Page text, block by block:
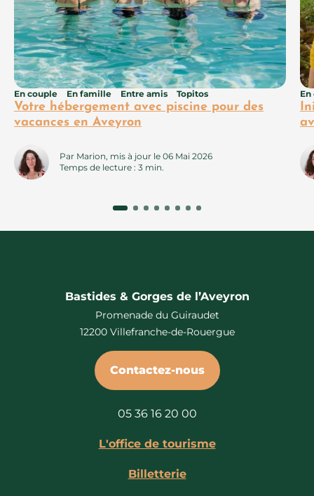
Votre hébergement avec piscine pour des
vacances en Aveyron
En couple En famille Entre amis Topitos
Par Marion, mis à jour le 06 Mai 2026
Temps de lecture : 3 min.
Bastides & Gorges de l’Aveyron
Promenade du Guiraudet
12200 Villefranche-de-Rouergue
Contactez-nous
05 36 16 20 00
L'office de tourisme
Billetterie